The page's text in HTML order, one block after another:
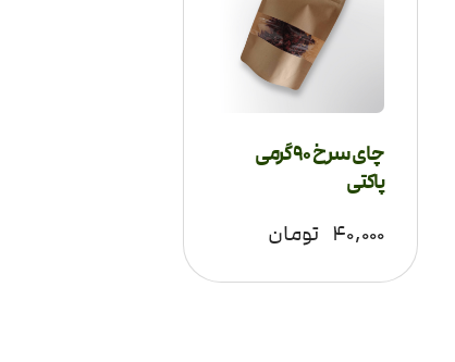
چای سرخ 90 گرمی
پاکتی
۴۰,۰۰۰ تومان